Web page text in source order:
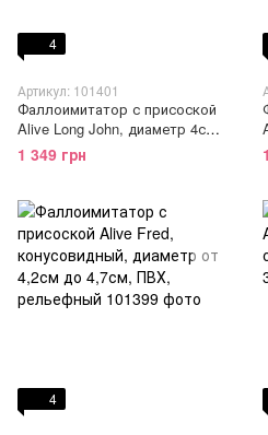
4
Артикул: 101401
Фаллоимитатор с присоской
Alive Long John, диаметр 4см,
ПВХ, конусовидный
1 349 грн
4